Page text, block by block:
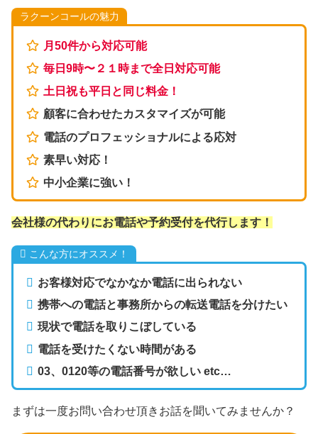
ラクーンコールの魅力
月50件から対応可能
毎日9時〜２１時まで全日対応可能
土日祝も平日と同じ料金！
顧客に合わせたカスタマイズが可能
電話のプロフェッショナルによる応対
素早い対応！
中小企業に強い！
会社様の代わりにお電話や予約受付を代行します！
こんな方にオススメ！
お客様対応でなかなか電話に出られない
携帯への電話と事務所からの転送電話を分けたい
現状で電話を取りこぼしている
電話を受けたくない時間がある
03、0120等の電話番号が欲しい etc…
まずは一度お問い合わせ頂きお話を聞いてみませんか？